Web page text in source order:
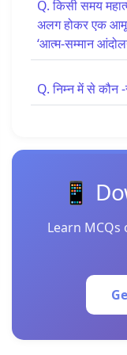
Q. किसी समय
अलग होकर एक
‘आत्म-सम्मान
Q. निम्न में से कौन
📱
Learn